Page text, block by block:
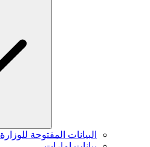
البيانات المفتوحة للوزارة